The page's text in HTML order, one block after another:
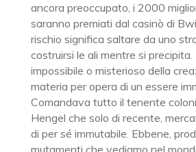
ancora preoccupato, i 2000
saranno premiati dal casinò di
rischio significa saltare da uno
costruirsi le ali mentre si
impossibile o misterioso della
materia per opera di un essere
Comandava tutto il tenente
Hengel che solo di recente,
di per sé immutabile. Ebbene,
mutamenti che vediamo nel